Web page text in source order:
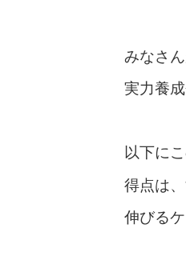
みなさ
実力養
以下に
得点は
伸びる